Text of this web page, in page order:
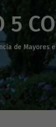
5
de Mayores